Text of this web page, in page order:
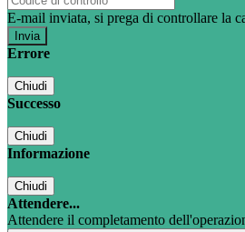
E-mail inviata, si prega di controllare la
Errore
Chiudi
Successo
Chiudi
Informazione
Chiudi
Attendere...
Attendere il completamento